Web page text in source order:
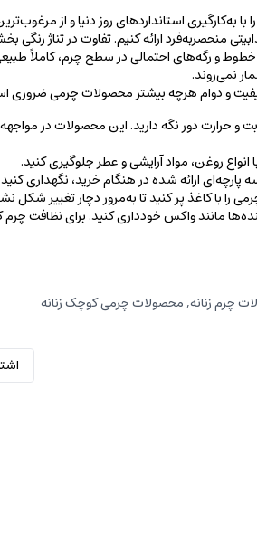
به‌کارگیری استانداردهای روز دنیا و از
منحصربه‌فرد ارائه کنیم. تفاوت در تناژ
و رگه‌‌های احتمالی در سطح چرم، کاملاً
نمی‌روند.
و دوام هرچه بیشتر محصولات چرمی ضروری
و حرارت دور نگه دارید. این محصولات در
روغن‌، مواد آرایشی و عطر جلوگیری کنید.
پارچه‌ای ارائه شده در هنگام خرید، ‌نگهداری
را با کاغذ پر کنید تا به‌مرور دچار تغییر شکل
مانند واکس خودداری کنید. برای نظافت
چرم زنانه,محصولات چرمی کوچک زنانه